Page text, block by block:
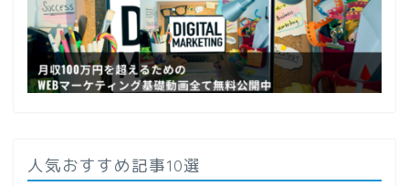
人気おすすめ記事10選